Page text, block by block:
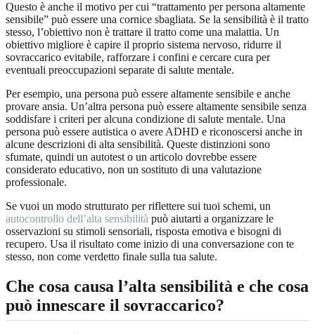
Questo è anche il motivo per cui “trattamento per persona altamente
sensibile” può essere una cornice sbagliata. Se la sensibilità è il tratto
stesso, l’obiettivo non è trattare il tratto come una malattia. Un
obiettivo migliore è capire il proprio sistema nervoso, ridurre il
sovraccarico evitabile, rafforzare i confini e cercare cura per
eventuali preoccupazioni separate di salute mentale.
Per esempio, una persona può essere altamente sensibile e anche
provare ansia. Un’altra persona può essere altamente sensibile senza
soddisfare i criteri per alcuna condizione di salute mentale. Una
persona può essere autistica o avere ADHD e riconoscersi anche in
alcune descrizioni di alta sensibilità. Queste distinzioni sono
sfumate, quindi un autotest o un articolo dovrebbe essere
considerato educativo, non un sostituto di una valutazione
professionale.
Se vuoi un modo strutturato per riflettere sui tuoi schemi, un
autocontrollo dell’alta sensibilità può aiutarti a organizzare le
osservazioni su stimoli sensoriali, risposta emotiva e bisogni di
recupero. Usa il risultato come inizio di una conversazione con te
stesso, non come verdetto finale sulla tua salute.
Che cosa causa l’alta sensibilità e che cosa
può innescare il sovraccarico?